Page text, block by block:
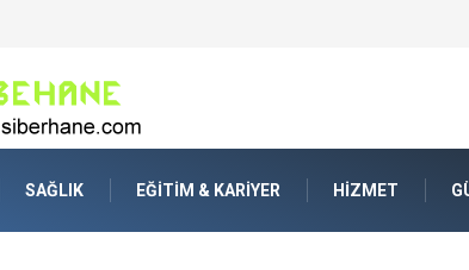
SAĞLIK EĞITIM & KARIYER HIZMET